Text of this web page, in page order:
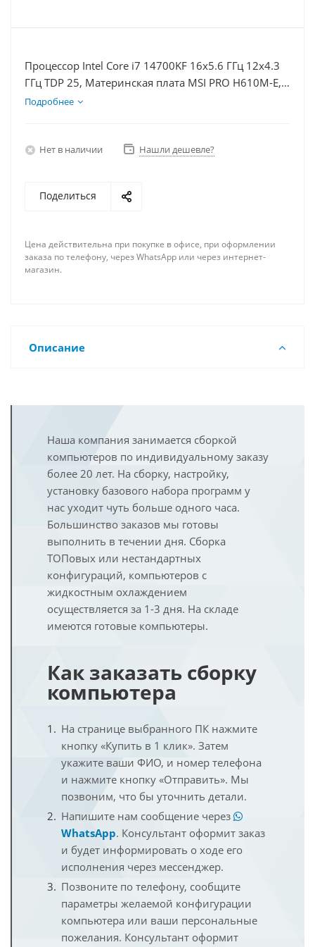
Процессор Intel Core i7 14700KF 16x5.6 ГГц 12x4.3
ГГц TDP 25, Материнская плата MSI PRO H610M-E,
Видеокарта RTX 3050 6Гб, Память DDR4 8Gb,
Подробнее
Нет в наличии Нашли дешевле?
Поделиться
Цена действительна при покупке в офисе, при оформлении
заказа по телефону, через WhatsApp или через интернет-
магазин.
Описание
Наша компания занимается сборкой
компьютеров по индивидуальному заказу
более 20 лет. На сборку, настройку,
установку базового набора программ у
нас уходит чуть больше одного часа.
Большинство заказов мы готовы
выполнить в течении дня. Сборка
ТОПовых или нестандартных
конфигураций, компьютеров с
жидкостным охлаждением
осуществляется за 1-3 дня. На складе
имеются готовые компьютеры.
Как заказать сборку
компьютера
На странице выбранного ПК нажмите
кнопку «Купить в 1 клик». Затем
укажите ваши ФИО, и номер телефона
и нажмите кнопку «Отправить». Мы
позвоним, что бы уточнить детали.
Напишите нам сообщение через
WhatsApp. Консультант оформит заказ
и будет информировать о ходе его
исполнения через мессенджер.
Позвоните по телефону, сообщите
параметры желаемой конфигурации
компьютера или ваши персональные
пожелания. Консультант оформит